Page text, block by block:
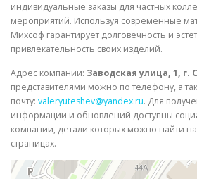
индивидуальные заказы для частных
мероприятий. Используя современные
Михсоф гарантирует долговечность и
привлекательность своих изделий.
Адрес компании: Заводская улица, 1, г.
представителями можно по телефону, а
почту: valeryuteshev@yandex.ru. Для
информации и обновлений доступны
компании, детали которых можно найти
страницах.